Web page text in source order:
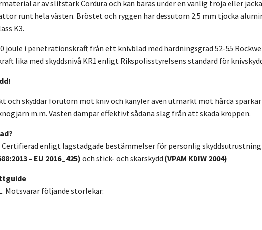
är av slitstark Cordura och kan bäras under en vanlig tröja eller
runt hela västen. Bröstet och ryggen har dessutom 2,5 mm tjocka
K3.
joule i penetrationskraft från ett knivblad med härdningsgrad 52-55
lika med skyddsnivå KR1 enligt Rikspolisstyrelsens standard för
och skyddar förutom mot kniv och kanyler även utmärkt mot hårda
m.m. Västen dämpar effektivt sådana slag från att skada kroppen.
Certifierad enligt lagstadgade bestämmelser för personlig skyddsutrustning
– EU 2016_425)och stick- och skärskydd (VPAM KDIW 2004)
Motsvarar följande storlekar: